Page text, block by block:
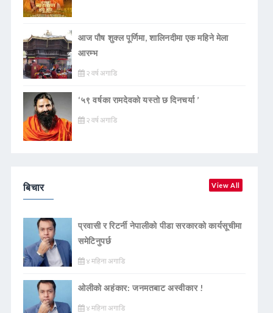
आज पौष शुक्ल पूर्णिमा, शालिनदीमा एक महिने मेला
आरम्भ
२ वर्ष अगाडि
‘५९ वर्षका रामदेवकाे यस्ताे छ दिनचर्या ’
२ वर्ष अगाडि
बिचार View All
प्रवासी र रिटर्नी नेपालीको पीडा सरकारको कार्यसूचीमा
समेटिनुपर्छ
४ महिना अगाडि
ओलीको अहंकार: जनमतबाट अस्वीकार !
४ महिना अगाडि